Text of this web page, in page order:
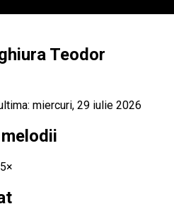
Teodor
miercuri, 29 iulie 2026
5×